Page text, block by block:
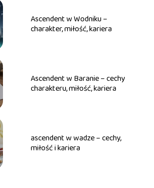
Ascendent w Wodniku –
charakter, miłość, kariera
Ascendent w Baranie – cechy
charakteru, miłość, kariera
ascendent w wadze – cechy,
miłość i kariera